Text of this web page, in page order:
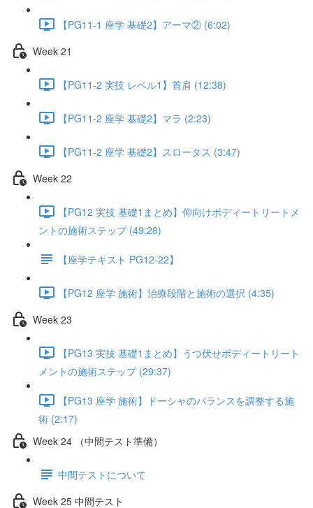
【PG11-1 座学 基礎2】アーマ② (6:02)
Week 21
【PG11-2 実技 レベル1】首肩 (12:38)
【PG11-2 座学 基礎2】マラ (2:23)
【PG11-2 座学 基礎2】スロータス (3:47)
Week 22
【PG12 実技 基礎1まとめ】仰向けボディートリートメ
ントの施術ステップ (49:28)
【座学テキスト PG12-22】
【PG12 座学 施術】治療段階と施術の選択 (4:35)
Week 23
【PG13 実技 基礎1まとめ】うつ伏せボディートリート
メントの施術ステップ (29:37)
【PG13 座学 施術】ドーシャのバランスを調整する施
術 (2:17)
Week 24 （中間テスト準備）
中間テストについて
Week 25 中間テスト